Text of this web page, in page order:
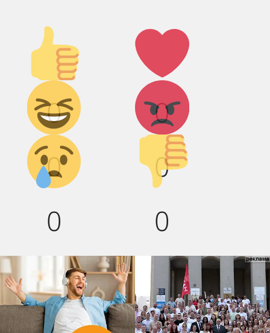
Палец
вверх!
0
Лайк!
0
Дикий
смех!
0
Агрессия!
0
Грусть :(
0
Палец
вниз!
0